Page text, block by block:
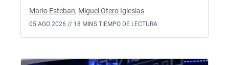
Mario Esteban, Miguel Otero Iglesias
05 AGO 2026 // 18 MINS TIEMPO DE LECTURA